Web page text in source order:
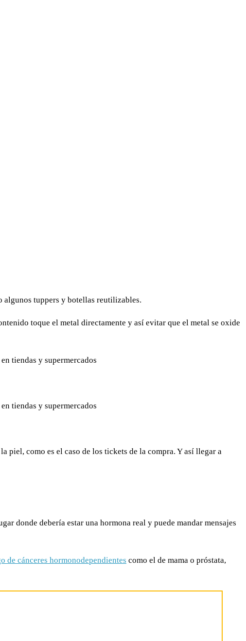
algunos tuppers y botellas reutilizables.
toque el metal directamente y así evitar que el metal se oxide
tiendas y supermercados
tiendas y supermercados
piel, como es el caso de los tickets de la compra. Y así llegar a
donde debería estar una hormona real y puede mandar mensajes
de cánceres hormonodependientes como el de mama o próstata,